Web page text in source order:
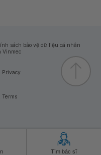
Tìm bác sĩ
sách bảo vệ dữ liệu cá nhân
Vinmec
Privacy
Terms